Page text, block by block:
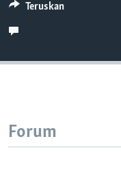
Teruskan
Forum